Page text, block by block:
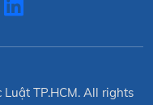
TP.HCM. All rights